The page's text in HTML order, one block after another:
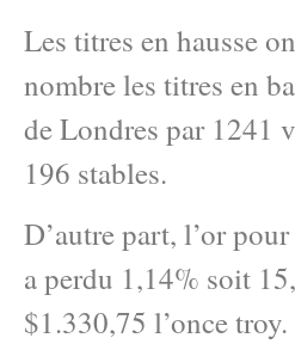
Les titres en hausse
nombre les titres en
de Londres par 1241
196 stables.
D’autre part, l’or
a perdu 1,14% soit
$1.330,75 l’once